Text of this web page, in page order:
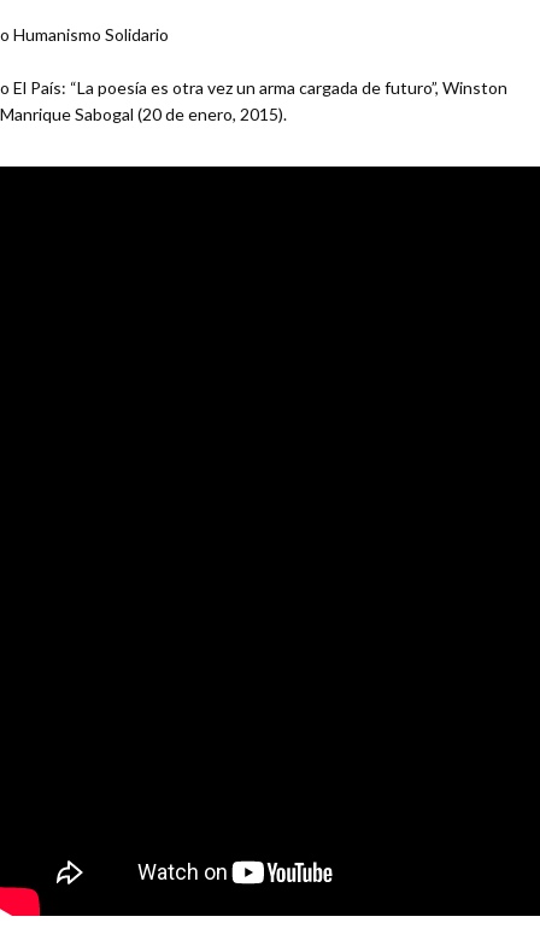
o Humanismo Solidario
o El País: “La poesía es otra vez un arma cargada de futuro”, Winston
Manrique Sabogal (20 de enero, 2015).